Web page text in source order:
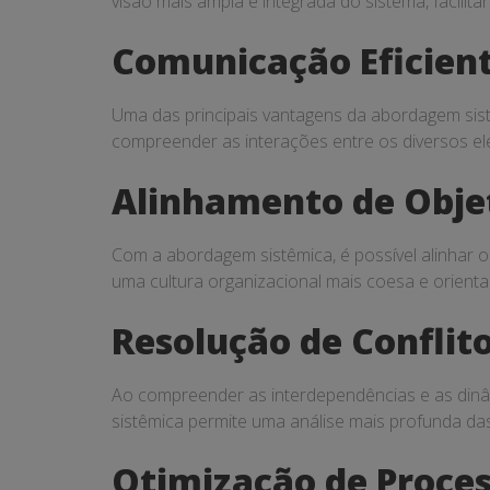
de
equipes
multidisciplinares
Comunicação
Uma das principais vantagens da abordagem
compreender as interações entre os diversos
Alinhamento de
Com a abordagem sistêmica, é possível
uma cultura organizacional mais coesa e
Resolução de
Ao compreender as interdependências e as
sistêmica permite uma análise mais profunda